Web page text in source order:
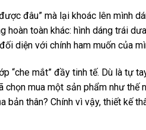
đâu” mà lại khoác lên mình
hoàn toàn khác: hình dáng trái
diện với chính ham muốn của
“che mắt” đầy tinh tế. Dù là tự
mua một sản phẩm như thế
thân? Chính vì vậy, thiết kế